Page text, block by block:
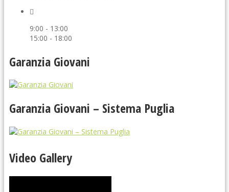
9:00 - 13:00
15:00 - 18:00
Garanzia Giovani
Garanzia Giovani – Sistema Puglia
Video Gallery